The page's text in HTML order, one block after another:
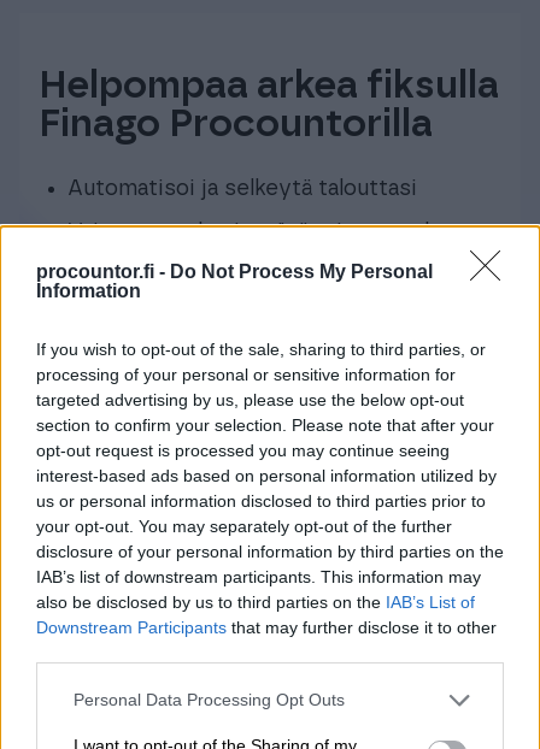
procountor.fi - Do Not Process My Personal
Information
If you wish to opt-out of the sale, sharing to third parties, or
processing of your personal or sensitive information for
targeted advertising by us, please use the below opt-out
section to confirm your selection. Please note that after your
opt-out request is processed you may continue seeing
interest-based ads based on personal information utilized by
us or personal information disclosed to third parties prior to
your opt-out. You may separately opt-out of the further
disclosure of your personal information by third parties on the
IAB’s list of downstream participants. This information may
also be disclosed by us to third parties on the IAB’s List of
Downstream Participants that may further disclose it to other
Please note that this website/app uses one or more Google
not limited to your visit or usage behaviour. You may click to
Personal Data Processing Opt Outs
I want to opt-out of the Sharing of my
Helpompaa arkea fiksulla
Finago Procountorilla
Automatisoi ja selkeytä talouttasi
Vaivatonta yhteistyötä eri osapuolten
kanssa
riippumatta
Tutustu Finago Procountoriin
Laadi laadukkaita
sopimuksia minuuteissa
Sopimuskoneella
Helppokäyttöinen palvelu, josta löydät yli